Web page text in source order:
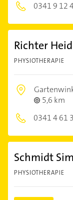
0341 9 12
Richter
PHYSIOTHERAPIE
5,6 km
0341 4 61
Schmidt
PHYSIOTHERAPIE